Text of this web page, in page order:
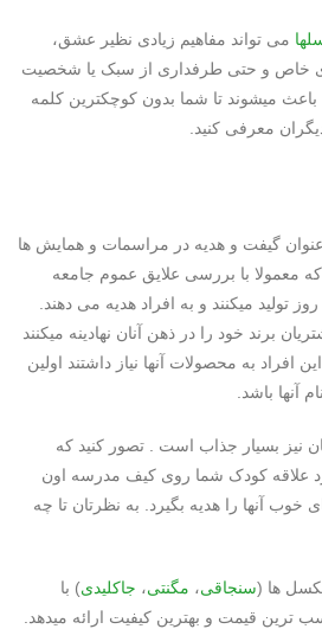
می تواند مفاهیم زیادی نظیر عشق،
خاص و حتی طرفداری از سبک یا شخصیت
میشوند تا شما بدون کوچکترین کلمه
معرفی کنید.
گیفت و هدیه در مراسمات و همایش ها
معمولا با بررسی علایق عموم جامعه
تولید میکنند و به افراد هدیه می دهند.
برند خود را در ذهن آنان نهادینه میکنند
افراد به محصولات آنها نیاز داشتند اولین
آنها باشد.
نیز بسیار جذاب است . تصور کنید که
علاقه کودک شما روی کیف مدرسه اون
خوب آنها را هدیه بگیرد. به نظرتان تا چه
ها (سنجاقی، مگنتی، جاکلیدی) با
ترین قیمت و بهترین کیفیت ارائه میدهد.